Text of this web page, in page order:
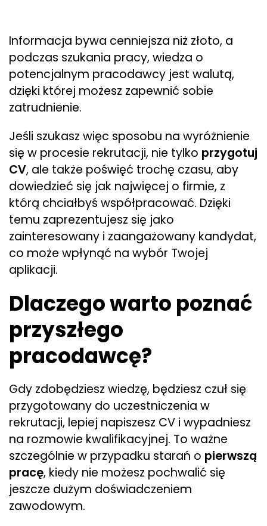
Informacja bywa cenniejsza niż złoto, a
podczas szukania pracy, wiedza o
potencjalnym pracodawcy jest walutą,
dzięki której możesz zapewnić sobie
zatrudnienie.
Jeśli szukasz więc sposobu na wyróżnienie
się w procesie rekrutacji, nie tylko przygotuj
CV, ale także poświęć trochę czasu, aby
dowiedzieć się jak najwięcej o firmie, z
którą chciałbyś współpracować. Dzięki
temu zaprezentujesz się jako
zainteresowany i zaangażowany kandydat,
co może wpłynąć na wybór Twojej
aplikacji.
Dlaczego warto poznać
przyszłego
pracodawcę?
Gdy zdobędziesz wiedzę, będziesz czuł się
przygotowany do uczestniczenia w
rekrutacji, lepiej napiszesz CV i wypadniesz
na rozmowie kwalifikacyjnej. To ważne
szczególnie w przypadku starań o pierwszą
pracę, kiedy nie możesz pochwalić się
jeszcze dużym doświadczeniem
zawodowym.